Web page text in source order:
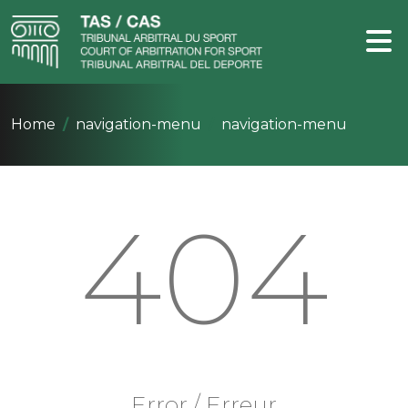
Home navigation-menu navigation-menu
404